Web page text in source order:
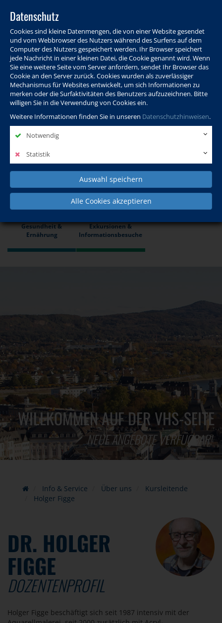
Datenschutz
Cookies sind kleine Datenmengen, die von einer Website gesendet
und vom Webbrowser des Nutzers während des Surfens auf dem
Computer des Nutzers gespeichert werden. Ihr Browser speichert
jede Nachricht in einer kleinen Datei, die Cookie genannt wird. Wenn
Sie eine weitere Seite vom Server anfordern, sendet Ihr Browser das
Cookie an den Server zurück. Cookies wurden als zuverlässiger
Mechanismus für Websites entwickelt, um sich Informationen zu
merken oder die Surfaktivitäten des Benutzers aufzuzeichnen. Bitte
willigen Sie in die Verwendung von Cookies ein.
Weitere Informationen finden Sie in unseren Datenschutzhinweisen.
Notwendig
Statistik
Auswahl speichern
Alle Cookies akzeptieren
Programm Info & Service Aktuelles Warenkorb Login
Ansprechpersonen Kontakt Sitemap
Politik, Wissenschaft &
Internationales
Beruf, IT & Digitales
Gesundheit &
Ernährung
Exkursionen &
Informationsbesuche
WILLKOMMEN AUF DER VHS-SEITE
NEUE ANGEBOTE VERFÜGBAR!
Info & Service Über uns
Kursleitende
Holger Figge
DR. HOLGER
FIGGE
DOZENTENPROFIL
Holger Figge beschäftigt sich seit 1987 intensiv mit der